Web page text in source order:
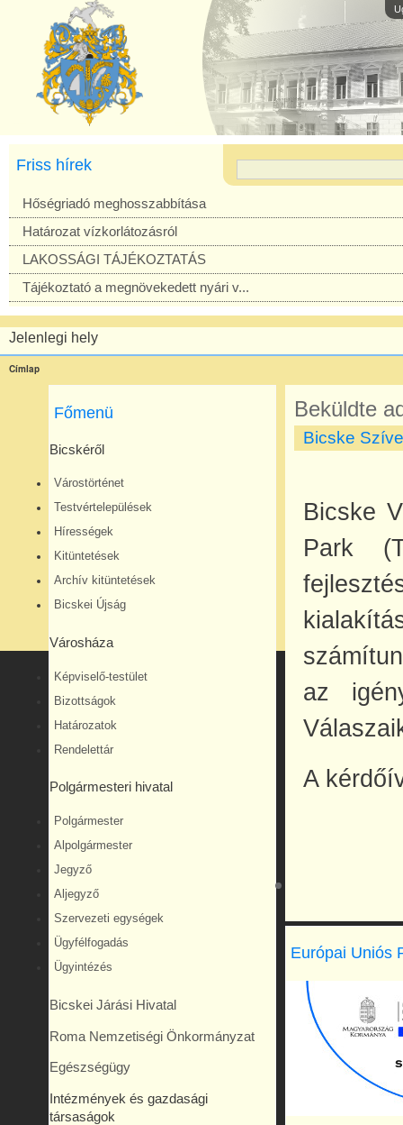
Friss hírek
Hőségriadó meghosszabbítása
Határozat vízkorlátozásról
LAKOSSÁGI TÁJÉKOZTATÁS
Tájékoztató a megnövekedett nyári v...
Jelenlegi hely
Címlap
Főmenü
Bicskéről
Várostörténet
Testvértelepülések
Hírességek
Kitüntetések
Archív kitüntetések
Bicskei Újság
Városháza
Képviselő-testület
Bizottságok
Határozatok
Rendelettár
Polgármesteri hivatal
Polgármester
Alpolgármester
Jegyző
Aljegyző
Szervezeti egységek
Ügyfélfogadás
Ügyintézés
Bicskei Járási Hivatal
Roma Nemzetiségi Önkormányzat
Egészségügy
Intézmények és gazdasági
társaságok
Beküldte
Bicske
Bicske
Park
az
A
Európai Uniós